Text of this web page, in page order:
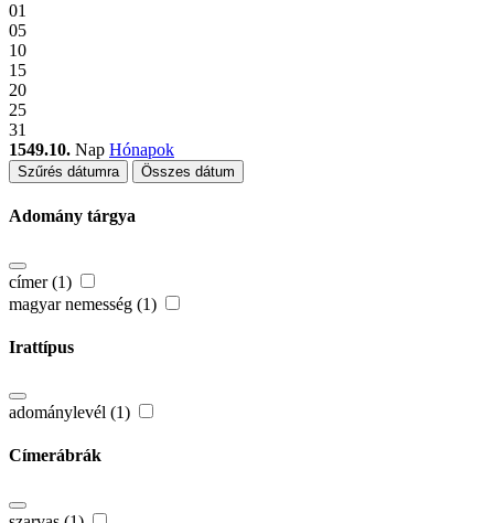
01
05
10
15
20
25
31
1549.10. Nap Hónapok
Szűrés dátumra Összes dátum
Adomány tárgya
címer (1)
magyar nemesség (1)
Irattípus
adománylevél (1)
Címerábrák